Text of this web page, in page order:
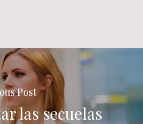
Post
las secuelas